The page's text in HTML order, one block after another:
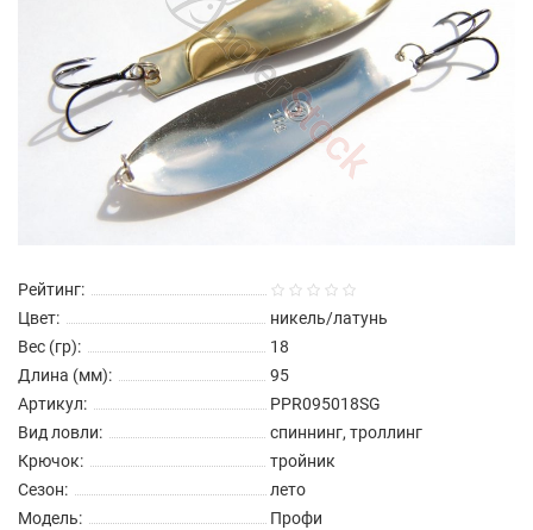
Рейтинг:
Цвет:
никель/латунь
Вес (гр):
18
Длина (мм):
95
Артикул:
PPR095018SG
Вид ловли:
спиннинг, троллинг
Крючок:
тройник
Сезон:
лето
Модель:
Профи